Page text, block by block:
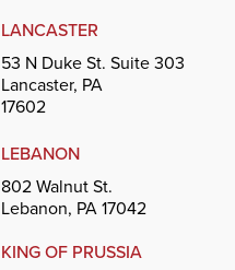
LANCASTER
53 N Duke St. Suite 303
Lancaster, PA
17602
LEBANON
802 Walnut St.
Lebanon, PA 17042
KING OF PRUSSIA